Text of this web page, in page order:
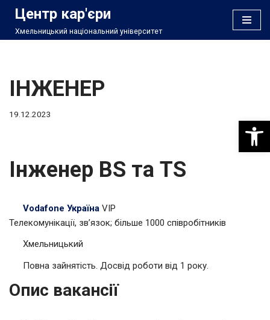
Перейти
Центр кар'єри
Хмельницький національний університет
ІНЖЕНЕР
19.12.2023
Інженер BS та TS
Vodafone УкраїнаVIP
Телекомунікації, зв’язок; більше 1000 співробітників
Хмельницький
Повна зайнятість. Досвід роботи від 1 року.
Опис вакансії